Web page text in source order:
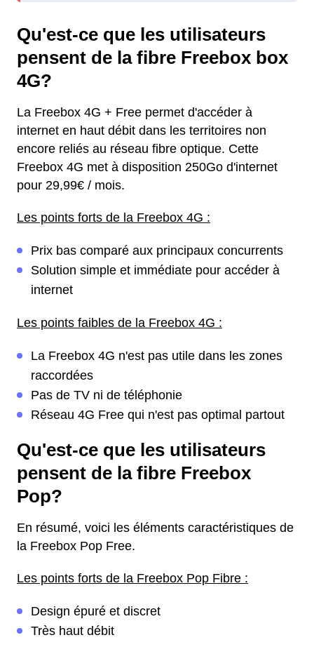
Qu'est-ce que les utilisateurs
pensent de la fibre Freebox box
4G?
La Freebox 4G + Free permet d'accéder à
internet en haut débit dans les territoires non
encore reliés au réseau fibre optique. Cette
Freebox 4G met à disposition 250Go d'internet
pour 29,99€ / mois.
Les points forts de la Freebox 4G :
Prix bas comparé aux principaux concurrents
Solution simple et immédiate pour accéder à
internet
Les points faibles de la Freebox 4G :
La Freebox 4G n'est pas utile dans les zones
raccordées
Pas de TV ni de téléphonie
Réseau 4G Free qui n'est pas optimal partout
Qu'est-ce que les utilisateurs
pensent de la fibre Freebox
Pop?
En résumé, voici les éléments caractéristiques de
la Freebox Pop Free.
Les points forts de la Freebox Pop Fibre :
Design épuré et discret
Très haut débit